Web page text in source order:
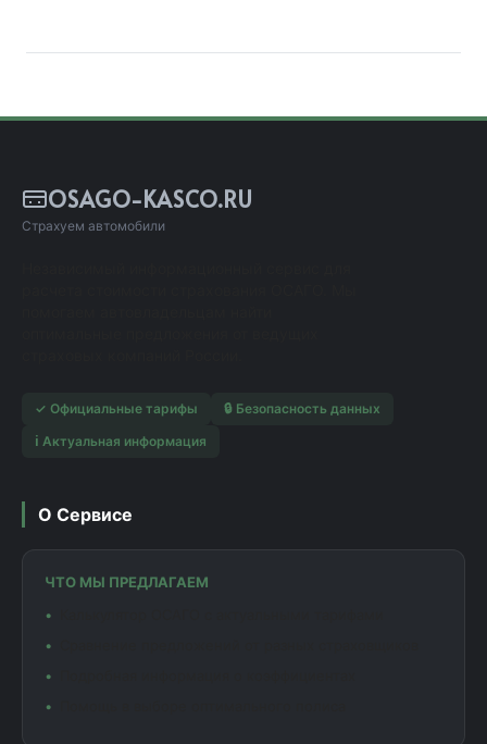
OSAGO-KASCO.RU
Страхуем автомобили
✓ Официальные тарифы
🔒 Безопасность данных
ℹ️ Актуальная информация
О Сервисе
ЧТО МЫ ПРЕДЛАГАЕМ